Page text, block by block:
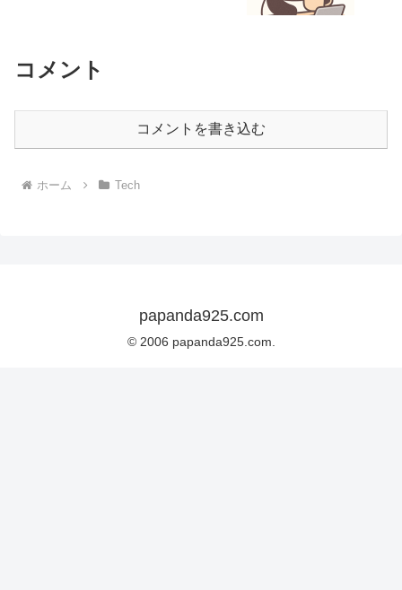
コメント
コメントを書き込む
ホーム Tech
papanda925.com
© 2006 papanda925.com.